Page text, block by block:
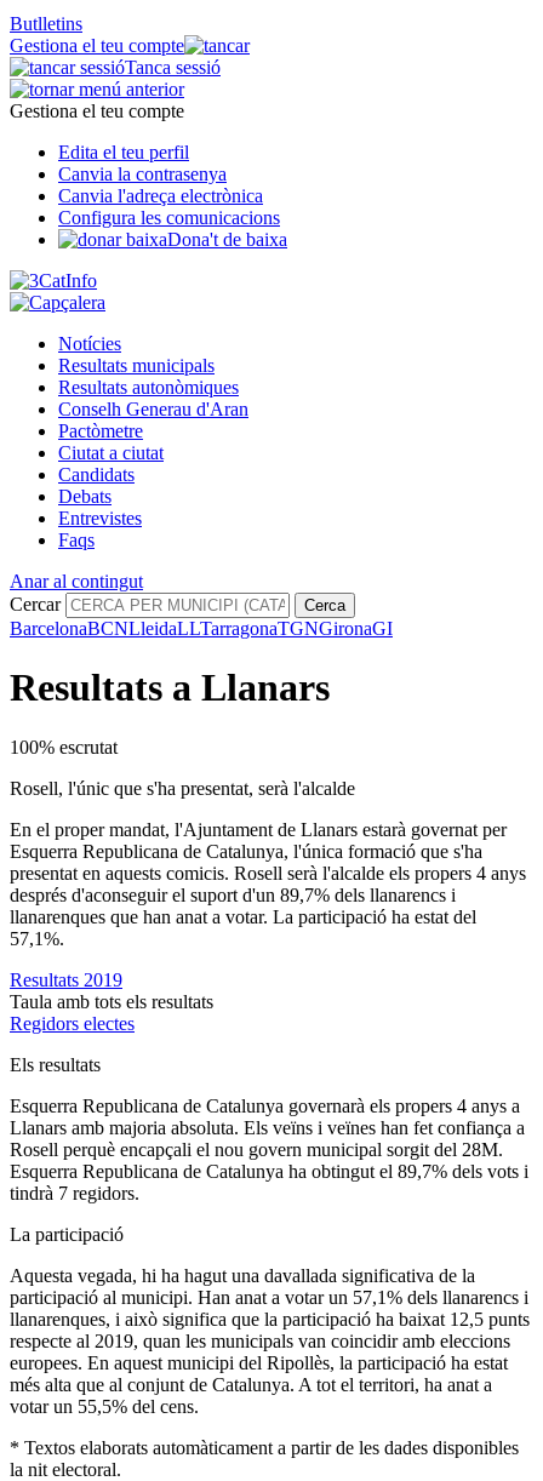
Butlletins
Gestiona el teu compte
Tanca sessió
Gestiona el teu compte
Edita el teu perfil
Canvia la contrasenya
Canvia l'adreça electrònica
Configura les comunicacions
Dona't de baixa
Notícies
Resultats municipals
Resultats autonòmiques
Conselh Generau d'Aran
Pactòmetre
Ciutat a ciutat
Candidats
Debats
Entrevistes
Faqs
Anar al contingut
Cercar
Cerca
BarcelonaBCNLleidaLLTarragonaTGNGironaGI
Resultats a Llanars
100% escrutat
Rosell, l'únic que s'ha presentat, serà l'alcalde
En el proper mandat, l'Ajuntament de Llanars estarà governat per
Esquerra Republicana de Catalunya, l'única formació que s'ha
presentat en aquests comicis. Rosell serà l'alcalde els propers 4 anys
després d'aconseguir el suport d'un 89,7% dels llanarencs i
llanarenques que han anat a votar. La participació ha estat del
57,1%.
Resultats 2019
Taula amb tots els resultats
Regidors electes
Els resultats
Esquerra Republicana de Catalunya governarà els propers 4 anys a
Llanars amb majoria absoluta. Els veïns i veïnes han fet confiança a
Rosell perquè encapçali el nou govern municipal sorgit del 28M.
Esquerra Republicana de Catalunya ha obtingut el 89,7% dels vots i
tindrà 7 regidors.
La participació
Aquesta vegada, hi ha hagut una davallada significativa de la
participació al municipi. Han anat a votar un 57,1% dels llanarencs i
llanarenques, i això significa que la participació ha baixat 12,5 punts
respecte al 2019, quan les municipals van coincidir amb eleccions
europees. En aquest municipi del Ripollès, la participació ha estat
més alta que al conjunt de Catalunya. A tot el territori, ha anat a
votar un 55,5% del cens.
* Textos elaborats automàticament a partir de les dades disponibles
la nit electoral.